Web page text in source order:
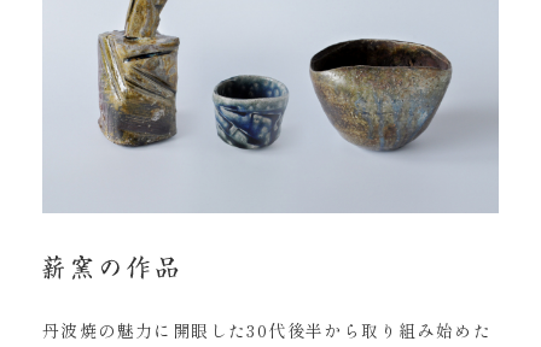
丹波焼の魅力に開眼した30代後半から取り組み始めた